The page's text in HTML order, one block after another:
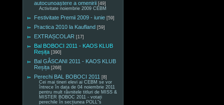
autocunoaștere a omenirii [49]
Activitate noiembrie 2009 CEBM
Festivitate Premii 2009 - iunie [59]
Practica 2010 la Kaufland [59]
EXTRAȘCOLAR [17]
Bal BOBOCI 2011 - KAOS KLUB
Reșița [390]
Bal GÂSCANI 2011 - KAOS KLUB
Reșița [268]
Perechi BAL BOBOCI 2011 [8]
Cei mai tineri elevi ai CEBM se vor
întrece în data de 04 noiembrie 2011
pentru mult râvnitele titluri de MISS &
MISTER BOBOC 2011 - votați
perechile în secțiunea POLL"s